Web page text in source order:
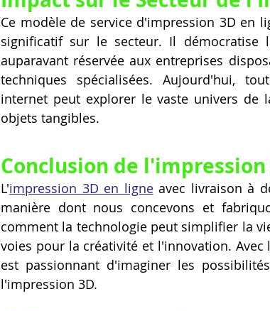
Ce modèle de service d'impression 3D en
significatif sur le secteur. Il démocratise
auparavant réservée aux entreprises
techniques spécialisées. Aujourd'hui,
internet peut explorer le vaste univers de
objets tangibles.
Conclusion de
L'impression 3D en ligne avec livraison à
manière dont nous concevons et
comment la technologie peut simplifier la
voies pour la créativité et l'innovation.
est passionnant d'imaginer les
l'impression 3D.